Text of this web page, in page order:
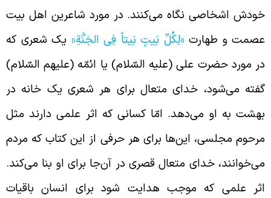
اشخاصی نگاه می‌کنند. در مورد شاعرین اهل بیت
و طهارت«لِکُلِّ بَیتٍ بَیتاً فِی الجَنَّةِ»یک شعری که
مورد حضرت علی (علیه السّلام) یا ائمّه (علیهم السّلام)
می‌شود، خدای متعال برای هر شعری یک خانه در
به او می‌دهد. امّا کسانی که اثر علمی دارند مثل
مجلسی، این‌ها برای هر حرفی از این کتاب که مردم
خدای متعال قصری در آن‌جا برای او بنا می‌کند.
علمی که موجب هدایت شود برای انسان باقیات